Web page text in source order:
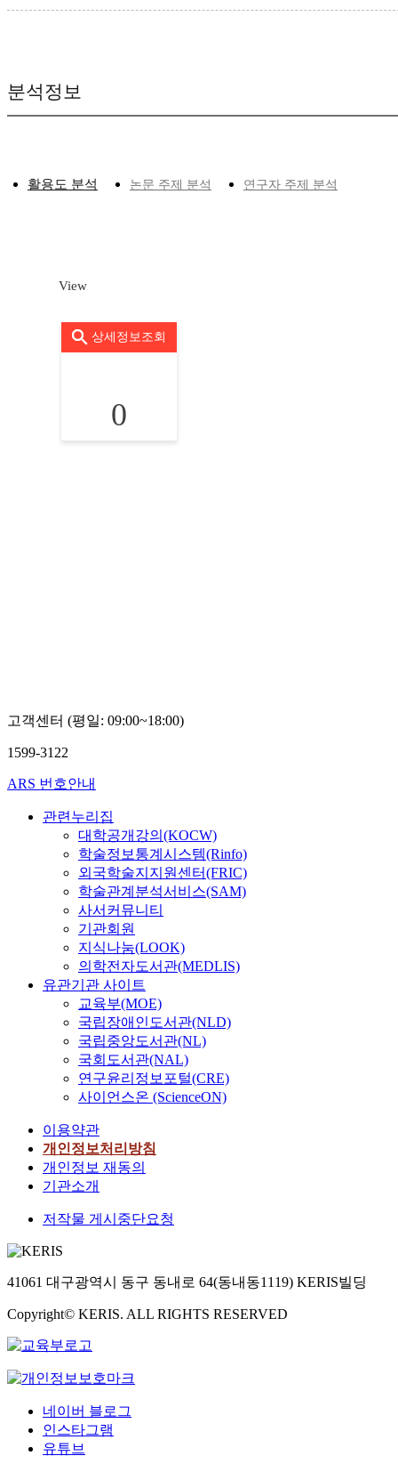
분석정보
활용도 분석 논문 주제 분석 연구자 주제 분석
View
상세정보조회
0
고객센터 (평일: 09:00~18:00)
1599-3122
ARS 번호안내
관련누리집
대학공개강의(KOCW)
학술정보통계시스템(Rinfo)
외국학술지지원센터(FRIC)
학술관계분석서비스(SAM)
사서커뮤니티
기관회원
지식나눔(LOOK)
의학전자도서관(MEDLIS)
유관기관 사이트
교육부(MOE)
국립장애인도서관(NLD)
국립중앙도서관(NL)
국회도서관(NAL)
연구윤리정보포털(CRE)
사이언스온 (ScienceON)
이용약관
개인정보처리방침
개인정보 재동의
기관소개
저작물 게시중단요청
41061 대구광역시 동구 동내로 64(동내동1119) KERIS빌딩
Copyright© KERIS. ALL RIGHTS RESERVED
네이버 블로그
인스타그램
유튜브